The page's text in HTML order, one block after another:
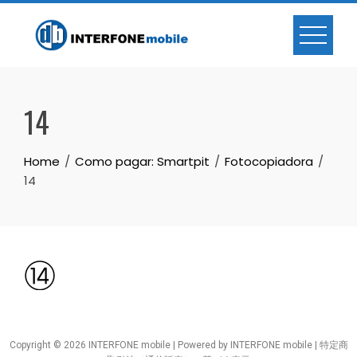
14
Home Como pagar: Smartpit
Fotocopiadora
14
Copyright © 2026 INTERFONE mobile | Powered by INTERFONE mobile | 特定商